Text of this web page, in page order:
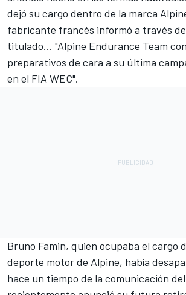
dejó su cargo dentro de la marca
fabricante francés informó a través
titulado… "Alpine Endurance Team
preparativos de cara a su última
en el FIA WEC".
Bruno Famin, quien ocupaba el cargo
deporte motor de Alpine, había
hace un tiempo de la comunicación